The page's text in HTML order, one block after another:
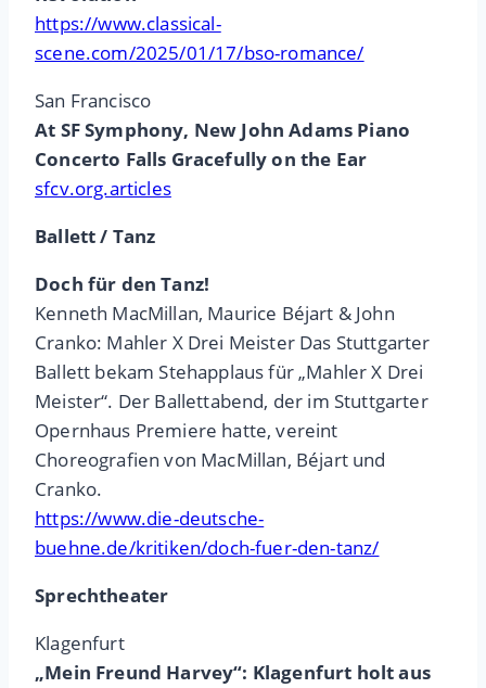
https://www.classical-
scene.com/2025/01/17/bso-romance/
San Francisco
At SF Symphony, New John Adams Piano
Concerto Falls Gracefully on the Ear
sfcv.org.articles
Ballett / Tanz
Doch für den Tanz!
Kenneth MacMillan, Maurice Béjart & John
Cranko: Mahler X Drei Meister Das Stuttgarter
Ballett bekam Stehapplaus für „Mahler X Drei
Meister“. Der Ballettabend, der im Stuttgarter
Opernhaus Premiere hatte, vereint
Choreografien von MacMillan, Béjart und
Cranko.
https://www.die-deutsche-
buehne.de/kritiken/doch-fuer-den-tanz/
Sprechtheater
Klagenfurt
„Mein Freund Harvey“: Klagenfurt holt aus